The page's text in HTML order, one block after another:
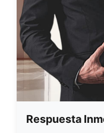
Respuesta